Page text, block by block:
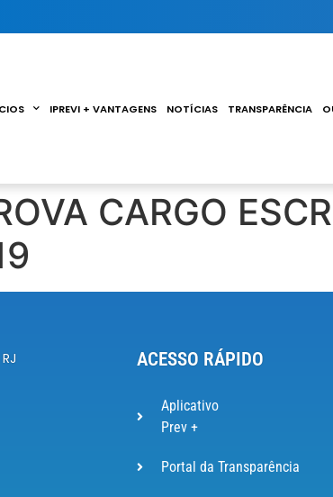
IPREVI + VANTAGENS NOTÍCIAS TRANSPARÊNCIA
CARGO
ACESSO RÁPIDO
Aplicativo
Prev +
Portal da Transparência